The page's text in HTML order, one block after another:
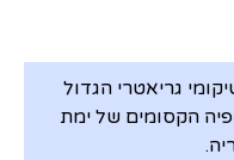
גריאטרי הגדול
הקסומים של ימת